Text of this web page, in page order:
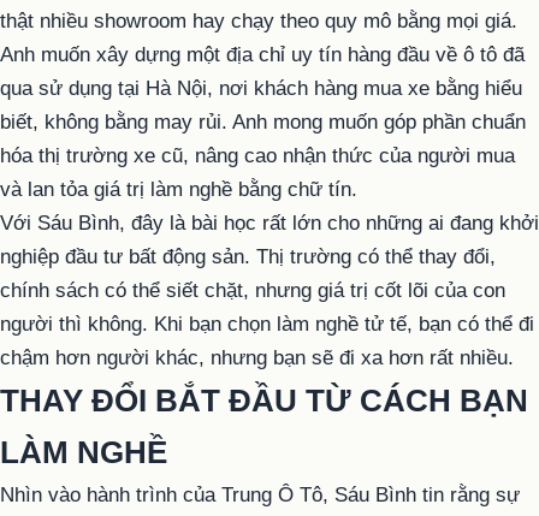
thật nhiều showroom hay chạy theo quy mô bằng mọi giá.
Anh muốn xây dựng một địa chỉ uy tín hàng đầu về ô tô đã
qua sử dụng tại Hà Nội, nơi khách hàng mua xe bằng hiểu
biết, không bằng may rủi. Anh mong muốn góp phần chuẩn
hóa thị trường xe cũ, nâng cao nhận thức của người mua
và lan tỏa giá trị làm nghề bằng chữ tín.
Với Sáu Bình, đây là bài học rất lớn cho những ai đang khởi
nghiệp đầu tư bất động sản. Thị trường có thể thay đổi,
chính sách có thể siết chặt, nhưng giá trị cốt lõi của con
người thì không. Khi bạn chọn làm nghề tử tế, bạn có thể đi
chậm hơn người khác, nhưng bạn sẽ đi xa hơn rất nhiều.
THAY ĐỔI BẮT ĐẦU TỪ CÁCH BẠN
LÀM NGHỀ
Nhìn vào hành trình của Trung Ô Tô, Sáu Bình tin rằng sự